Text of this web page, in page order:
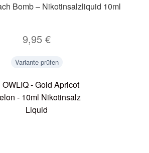
Bomb – Nikotinsalzliquid 10ml
9,95 €
Variante prüfen